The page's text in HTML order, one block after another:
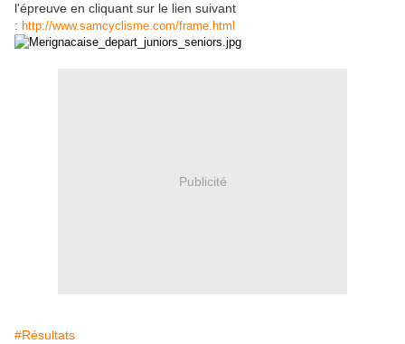
l'épreuve en cliquant sur le lien suivant
: http://www.samcyclisme.com/frame.html
Publicité
#Résultats